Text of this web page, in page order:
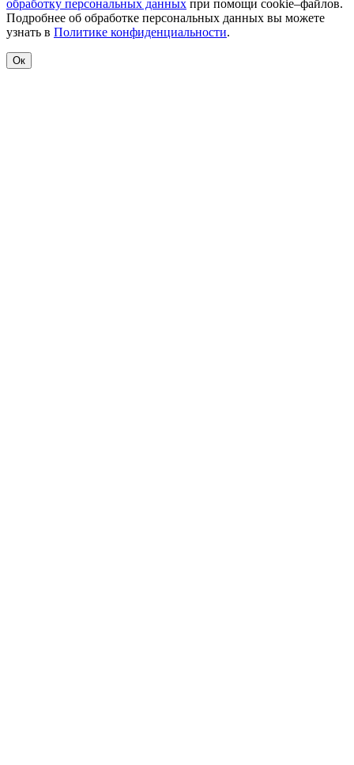
обработку персональных данных при помощи cookie–файлов.
Подробнее об обработке персональных данных вы можете
узнать в Политике конфиденциальности.
Ок